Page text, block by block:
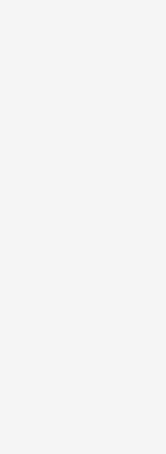
る仲間がい
しょう。
りたい方
出会いた
うな悩みを